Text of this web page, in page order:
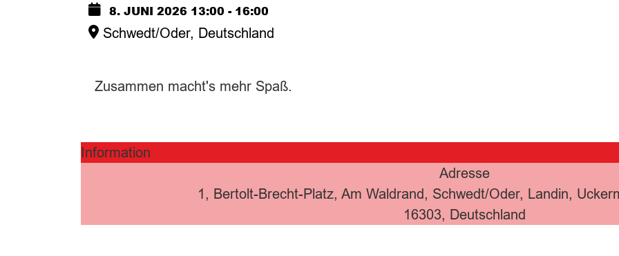
8. JUNI 2026 13:00 - 16:00
Schwedt/Oder, Deutschland
Zusammen macht's mehr Spaß.
Information
Adresse
1, Bertolt-Brecht-Platz, Am Waldrand, Schwedt/Oder, Landin,
16303, Deutschland